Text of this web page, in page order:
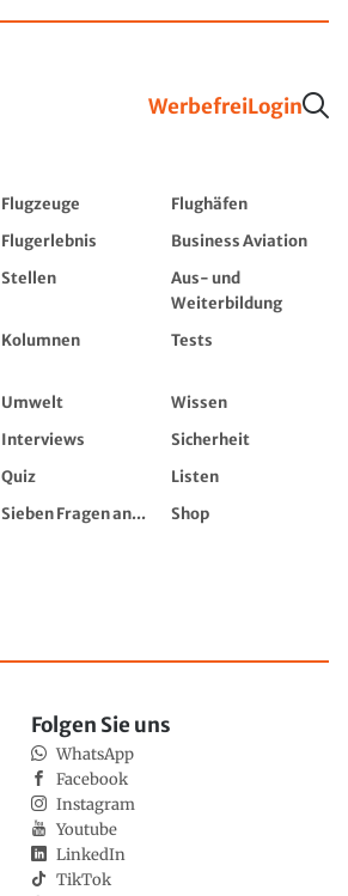
WerbefreiLogin
Flugzeuge
Flughäfen
Flugerlebnis
Business Aviation
Stellen
Aus- und
Weiterbildung
Kolumnen Tests
Umwelt
Wissen
Interviews
Sicherheit
Quiz
Listen
Sieben Fragen an...
Shop
Folgen Sie uns
WhatsApp
Facebook
Instagram
Youtube
LinkedIn
TikTok